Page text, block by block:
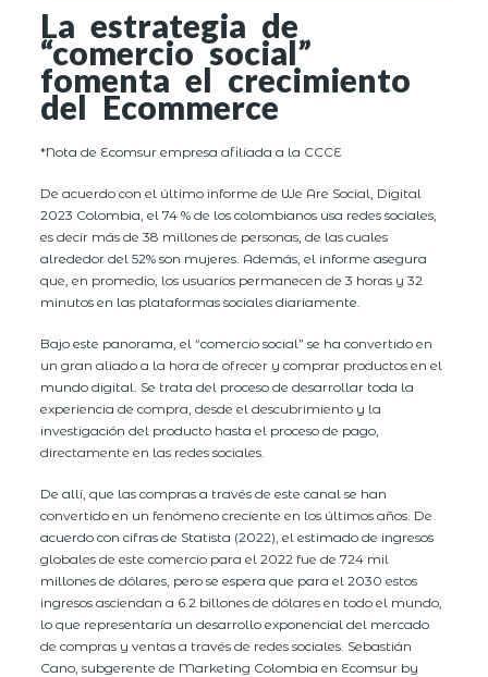
La estrategia de
“comercio social”
fomenta el crecimiento
del Ecommerce
*Nota de Ecomsur empresa afiliada a la CCCE
De acuerdo con el último informe de We Are Social, Digital
2023 Colombia, el 74 % de los colombianos usa redes sociales,
es decir más de 38 millones de personas, de las cuales
alrededor del 52% son mujeres. Además, el informe asegura
que, en promedio, los usuarios permanecen de 3 horas y 32
minutos en las plataformas sociales diariamente.
Bajo este panorama, el “comercio social” se ha convertido en
un gran aliado a la hora de ofrecer y comprar productos en el
mundo digital. Se trata del proceso de desarrollar toda la
experiencia de compra, desde el descubrimiento y la
investigación del producto hasta el proceso de pago,
directamente en las redes sociales.
De allí, que las compras a través de este canal se han
convertido en un fenómeno creciente en los últimos años. De
acuerdo con cifras de Statista (2022), el estimado de ingresos
globales de este comercio para el 2022 fue de 724 mil
millones de dólares, pero se espera que para el 2030 estos
ingresos asciendan a 6.2 billones de dólares en todo el mundo,
lo que representaría un desarrollo exponencial del mercado
de compras y ventas a través de redes sociales. Sebastián
Cano, subgerente de Marketing Colombia en Ecomsur by